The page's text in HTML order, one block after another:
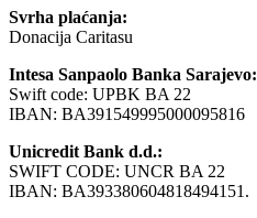
Svrha plaćanja:
Donacija Caritasu
Intesa Sanpaolo Banka Sarajevo:
Swift code: UPBK BA 22
IBAN: BA391549995000095816
Unicredit Bank d.d.:
SWIFT CODE: UNCR BA 22
IBAN: BA393380604818494151.